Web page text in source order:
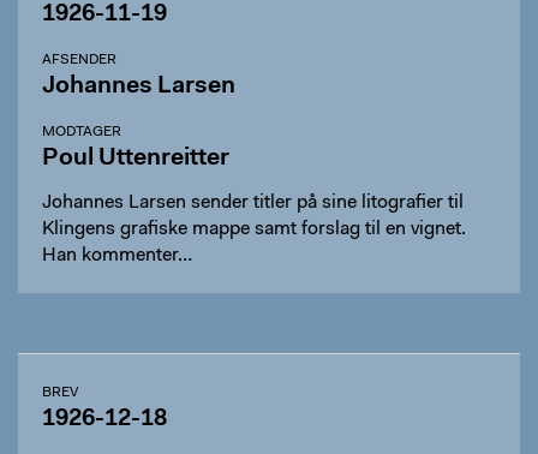
1926-11-19
AFSENDER
Johannes Larsen
MODTAGER
Poul Uttenreitter
Johannes Larsen sender titler på sine litografier til
Klingens grafiske mappe samt forslag til en vignet.
Han kommenter…
BREV
1926-12-18